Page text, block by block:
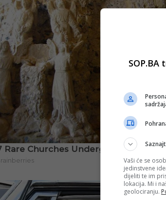
Vaši će se
jedinstvene
dijeliti te im
lokacija. Mi i
geolociranju.